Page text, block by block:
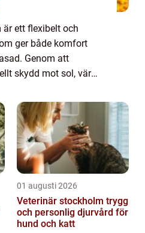
ett flexibelt och
ger både komfort
Genom att
skydd mot sol, värme
01 augusti 2026
Veterinär stockholm trygg
och personlig djurvård för
hund och katt